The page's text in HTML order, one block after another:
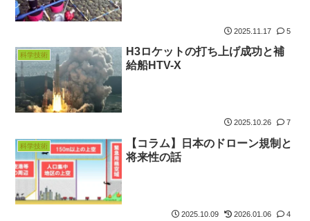
2025.11.17 5
科学技術
H3ロケットの打ち上げ成功と補
給船HTV-X
2025.10.26 7
科学技術
【コラム】日本のドローン規制と
将来性の話
2025.10.09 2026.01.06 4